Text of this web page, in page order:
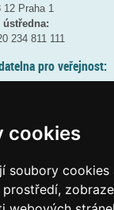
cookies
soubory
12 Praha 1
ústředna:
234 811 111
pro veřejnost:
informací
podatelna: